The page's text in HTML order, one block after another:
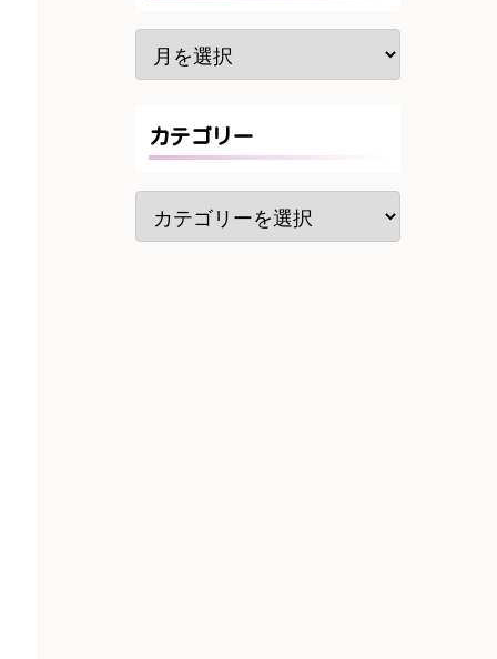
カテゴリー